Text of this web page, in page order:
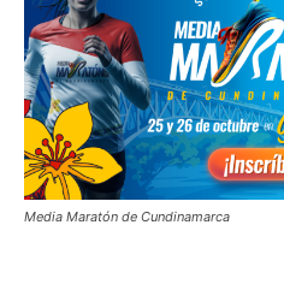
Media Maratón de Cundinamarca